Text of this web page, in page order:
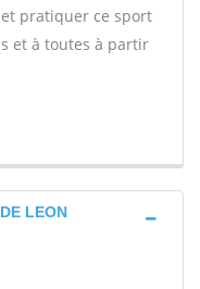
pratiquer ce sport
et à toutes à partir
LEON